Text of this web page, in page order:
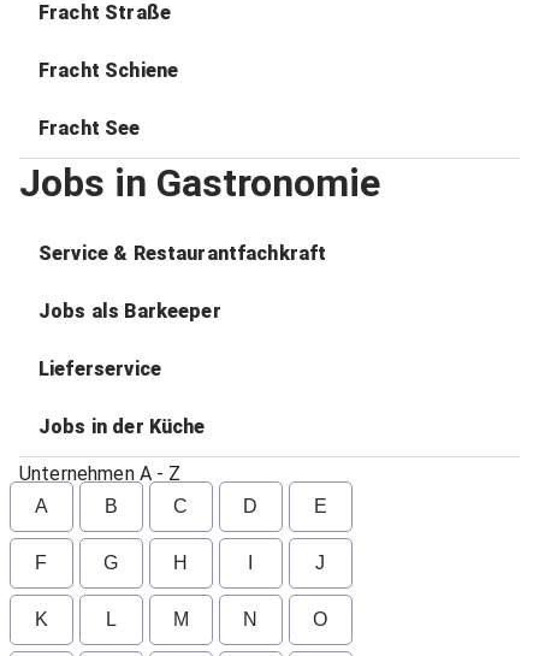
Fracht Straße
Fracht Schiene
Fracht See
Jobs in Gastronomie
Service & Restaurantfachkraft
Jobs als Barkeeper
Lieferservice
Jobs in der Küche
Unternehmen A - Z
A B C D E
F G H J
K L M N O